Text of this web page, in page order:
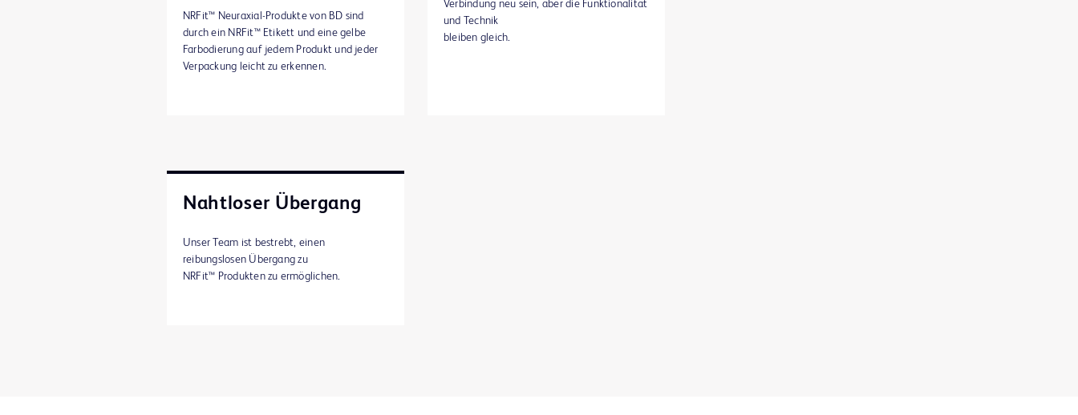
NRFit™ Neuraxial-Produkte von BD sind
durch ein NRFit™ Etikett und eine gelbe
Farbodierung auf jedem Produkt und jeder
Verpackung leicht zu erkennen.
Verbindung neu sein, aber die Funktionalität
und Technik
bleiben gleich.
Nahtloser Übergang
Unser Team ist bestrebt, einen
reibungslosen Übergang zu
NRFit™ Produkten zu ermöglichen.